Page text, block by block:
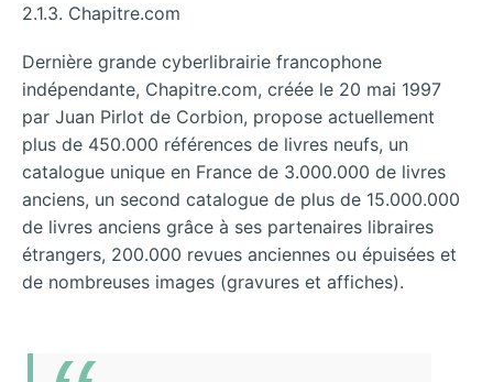
2.1.3. Chapitre.com
Dernière grande cyberlibrairie francophone
indépendante, Chapitre.com, créée le 20 mai 1997
par Juan Pirlot de Corbion, propose actuellement
plus de 450.000 références de livres neufs, un
catalogue unique en France de 3.000.000 de livres
anciens, un second catalogue de plus de 15.000.000
de livres anciens grâce à ses partenaires libraires
étrangers, 200.000 revues anciennes ou épuisées et
de nombreuses images (gravures et affiches).